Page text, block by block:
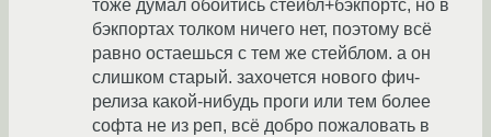
тоже думал обойтись стейбл+бэкпортс, но в
бэкпортах толком ничего нет, поэтому всё
равно остаешься с тем же стейблом. а он
слишком старый. захочется нового фич-
релиза какой-нибудь проги или тем более
софта не из реп, всё добро пожаловать в